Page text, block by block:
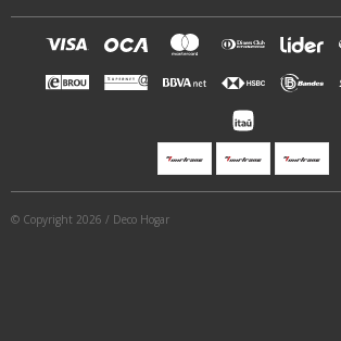
© Copyright 2026 / Deco Hogar